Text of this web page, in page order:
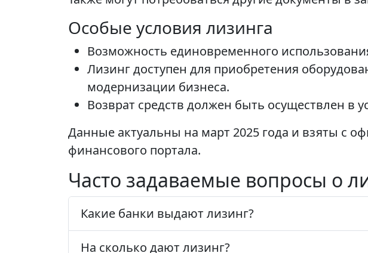
Особые условия лизинга
Возможность единовременного
Лизинг доступен для приобретения
модернизации бизнеса.
Возврат средств должен быть осуществлен в
Данные актуальны на март 2025 года и взяты с
финансового портала.
Часто задаваемые вопросы о
Какие банки выдают лизинг?
На сколько дают лизинг?